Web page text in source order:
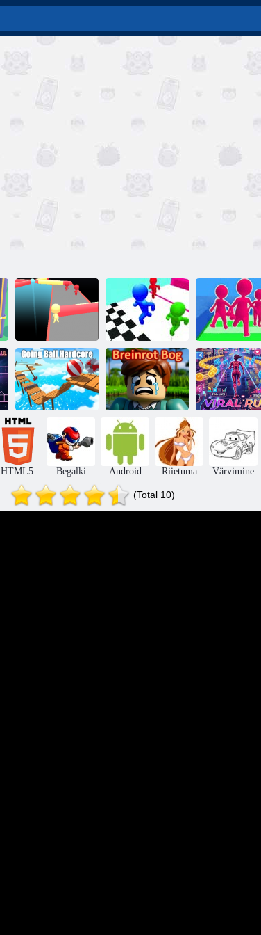
Lõbus võistlus
3D
Stickman Race
3D
Liituge Clash
3D -ga
Going Ball
Hardcore
Breinroti raba VIIRUSJOOKS
HTML5 Begalki Android Riietuma Värvimine
(Total 10)